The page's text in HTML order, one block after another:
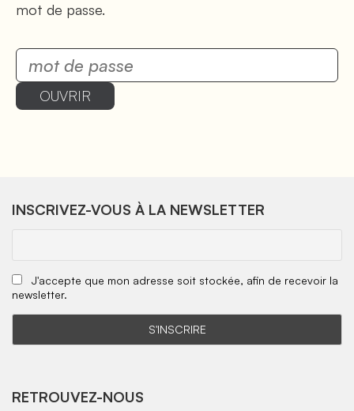
OUVRIR
mot de passe.
INSCRIVEZ-VOUS À LA NEWSLETTER
J'accepte que mon adresse soit stockée, afin de recevoir la
newsletter.
RETROUVEZ-NOUS